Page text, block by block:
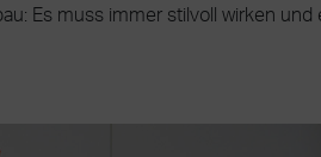
Es muss immer stilvoll wirken und